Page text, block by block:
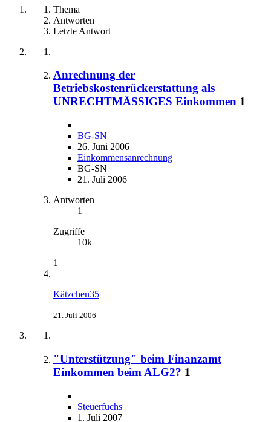
Thema
Antworten
Letzte Antwort
Anrechnung der
Betriebskostenrückerstattung als
UNRECHTMÄSSIGES Einkommen 1
BG-SN
26. Juni 2006
Einkommensanrechnung
BG-SN
21. Juli 2006
Antworten
1
Zugriffe
10k
1
Kätzchen35
21. Juli 2006
"Unterstützung" beim Finanzamt
Einkommen beim ALG2? 1
Steuerfuchs
1. Juli 2007